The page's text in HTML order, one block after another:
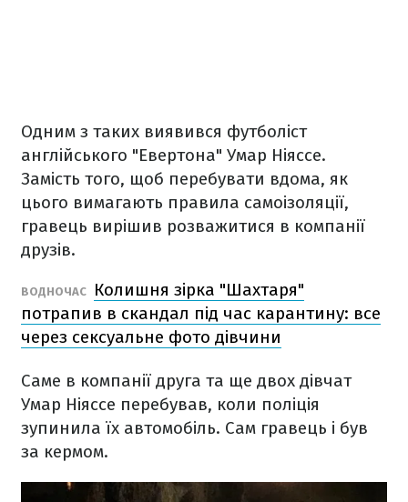
Одним з таких виявився футболіст
англійського "Евертона" Умар Ніяссе.
Замість того, щоб перебувати вдома, як
цього вимагають правила самоізоляції,
гравець вирішив розважитися в компанії
друзів.
ВОДНОЧАС
Колишня зірка "Шахтаря"
потрапив в скандал під час карантину: все
через сексуальне фото дівчини
Саме в компанії друга та ще двох дівчат
Умар Ніяссе перебував, коли поліція
зупинила їх автомобіль. Сам гравець і був
за кермом.